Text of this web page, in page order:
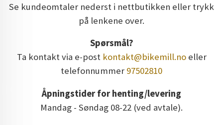
Se kundeomtaler nederst i nettbutikken eller trykk
på lenkene over.
Spørsmål?
Ta kontakt via e-post kontakt@bikemill.noeller
telefonnummer 97502810
Åpningstider for henting/levering
Mandag - Søndag 08-22 (ved avtale).